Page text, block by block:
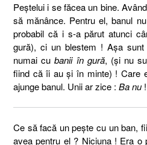
Peştelui i se făcea un bine.
să mănânce. Pentru el, banul
probabil că i s-a părut atunci
gură), ci un blestem ! Aşa
numai cubanii în gură, (şi nu
fiind că îi au şi în minte) ! Care
ajunge banul. Unii ar zice : Ba nu
Ce să facă un peşte cu un ban,
avea pentru el ? Niciuna ! Era